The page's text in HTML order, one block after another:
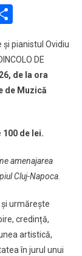
DE
TĂCERE
concert
caritabil
pentru
construirea
incluziv
Cluj-
Napoca
și pianistul Ovidiu
DE
de la ora
de Muzică
100 de lei.
amenajarea
Cluj-Napoca.
urmărește
credință,
artistică,
în jurul unui